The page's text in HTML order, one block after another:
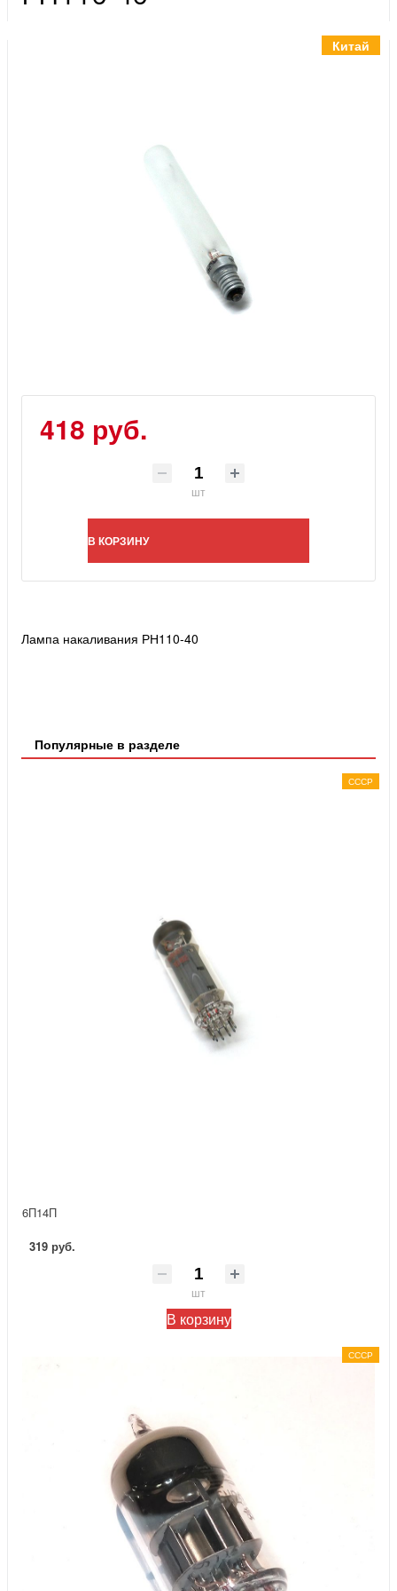
Китай
418 руб.
шт
В КОРЗИНУ
Лампа накаливания РН110-40
Популярные в разделе
СССР
6П14П
319 руб.
шт
В корзину
СССР